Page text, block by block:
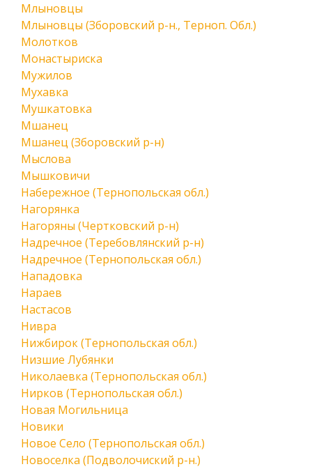
Млыновцы
Млыновцы (Зборовский р-н., Терноп. Обл.)
Молотков
Монастыриска
Мужилов
Мухавка
Мушкатовка
Мшанец
Мшанец (Зборовский р-н)
Мыслова
Мышковичи
Набережное (Тернопольская обл.)
Нагорянка
Нагоряны (Чертковский р-н)
Надречное (Теребовлянский р-н)
Надречное (Тернопольская обл.)
Нападовка
Нараев
Настасов
Нивра
Нижбирок (Тернопольская обл.)
Низшие Лубянки
Николаевка (Тернопольская обл.)
Нирков (Тернопольская обл.)
Новая Могильница
Новики
Новое Село (Тернопольская обл.)
Новоселка (Подволочиский р-н.)